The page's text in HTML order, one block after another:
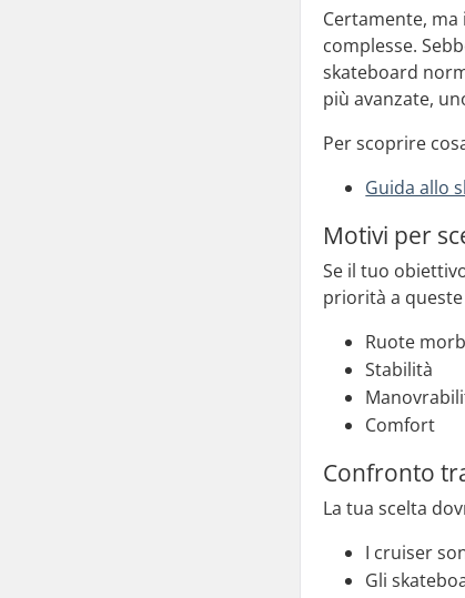
Certamente,
complesse.
skateboard
più avanzate,
Per scoprire
Guida allo
Motivi per
Se il tuo
priorità a
Ruote
Stabilità
Comfort
Confronto
La tua scelta
I cruiser
Gli